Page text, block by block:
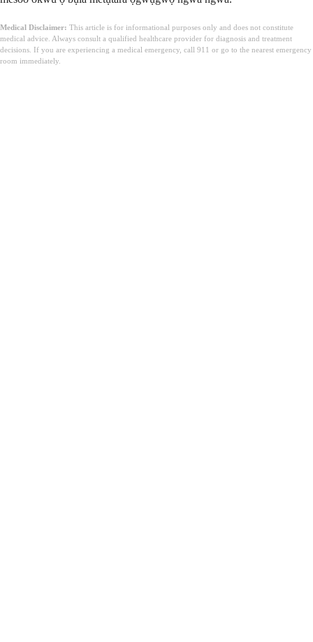
Medical Disclaimer: This article is for informational purposes only and does not constitute
medical advice. Always consult a qualified healthcare provider for diagnosis and treatment
decisions. If you are experiencing a medical emergency, call 911 or go to the nearest emergency
room immediately.